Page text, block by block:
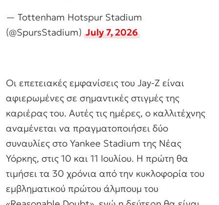
— Tottenham Hotspur Stadium
(@SpursStadium)July 7, 2026
Οι επετειακές εμφανίσεις του Jay-Z είναι
αφιερωμένες σε σημαντικές στιγμές της
καριέρας του. Αυτές τις ημέρες, ο καλλιτέχνης
αναμένεται να πραγματοποιήσει δύο
συναυλίες στο Yankee Stadium της Νέας
Υόρκης, στις 10 και 11 Ιουλίου. Η πρώτη θα
τιμήσει τα 30 χρόνια από την κυκλοφορία του
εμβληματικού πρώτου άλμπουμ του